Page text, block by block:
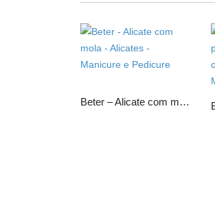
Beter – Alicate com mola